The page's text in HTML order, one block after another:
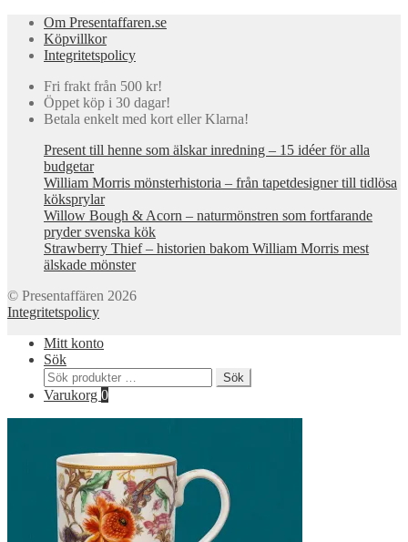
Om Presentaffaren.se
Köpvillkor
Integritetspolicy
Fri frakt från 500 kr!
Öppet köp i 30 dagar!
Betala enkelt med kort eller Klarna!
Present till henne som älskar inredning – 15 idéer för alla
budgetar
William Morris mönsterhistoria – från tapetdesigner till tidlösa
köksprylar
Willow Bough & Acorn – naturmönstren som fortfarande
pryder svenska kök
Strawberry Thief – historien bakom William Morris mest
älskade mönster
© Presentaffären 2026
Integritetspolicy
Mitt konto
Sök
Sök
efter:
Sök
Varukorg 0